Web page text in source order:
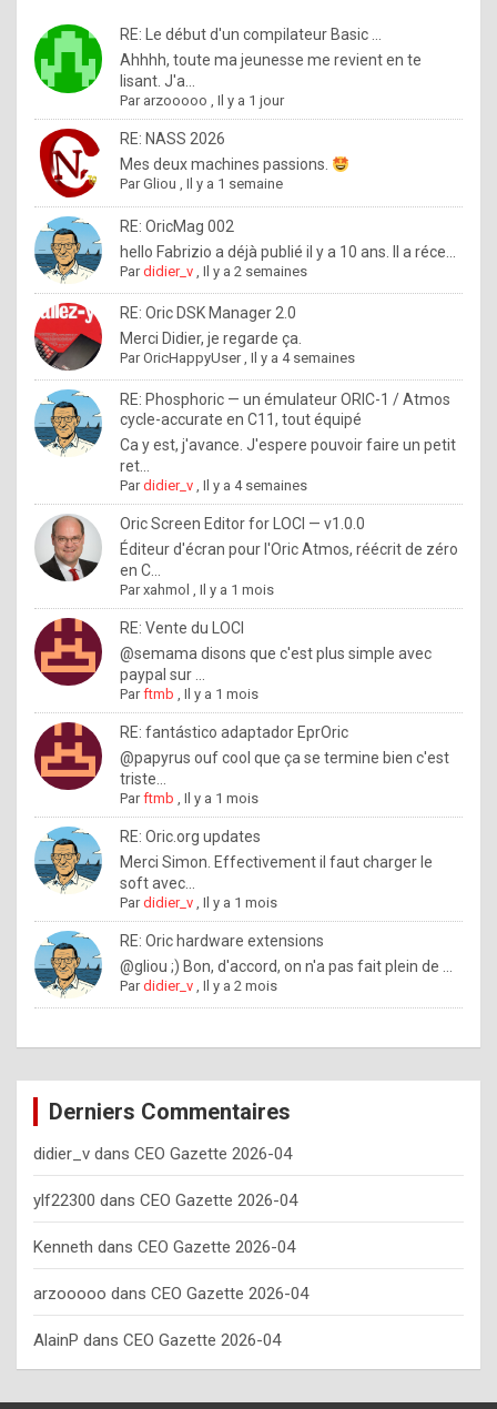
m
a
d
b
y
o
l
e
x
.
I
f
y
o
u
w
a
n
t
o
n
o
w
h
o
w
o
e
y
o
u
s
h
o
RE: Le début d'un compilateur Basic ...
Ahhhh, toute ma jeunesse me revient en te
lisant. J'a...
Par arzooooo ,Il y a 1 jour
RE: NASS 2026
Mes deux machines passions.
ParGliou ,Il y a 1 semaine
RE: OricMag 002
hello Fabrizio a déjà publié il y a 10 ans. Il a réce...
Pardidier_v ,Il y a 2 semaines
RE: Oric DSK Manager 2.0
Merci Didier, je regarde ça.
ParOricHappyUser,Il y a 4 semaines
RE: Phosphoric — un émulateur ORIC-1 / Atmos
cycle-accurate en C11, tout équipé
Ca y est, j'avance. J'espere pouvoir faire un petit
ret...
Pardidier_v ,Il y a 4 semaines
Oric Screen Editor for LOCI — v1.0.0
Éditeur d'écran pour l'Oric Atmos, réécrit de zéro
en C...
Parxahmol ,Il y a 1 mois
RE: Vente du LOCI
@semama disons que c'est plus simple avec
paypal sur ...
Parftmb ,Il y a 1 mois
RE: fantástico adaptador EprOric
@papyrus ouf cool que ça se termine bien c'est
triste...
Parftmb ,Il y a 1 mois
RE: Oric.org updates
Merci Simon. Effectivement il faut charger le
soft avec...
Pardidier_v ,Il y a 1 mois
RE: Oric hardware extensions
@gliou ;) Bon, d'accord, on n'a pas fait plein de ...
Pardidier_v ,Il y a 2 mois
Derniers Commentaires
didier_v dans CEO Gazette 2026-04
ylf22300 dans CEO Gazette 2026-04
Kenneth dans CEO Gazette 2026-04
arzooooo dans CEO Gazette 2026-04
AlainP dans CEO Gazette 2026-04